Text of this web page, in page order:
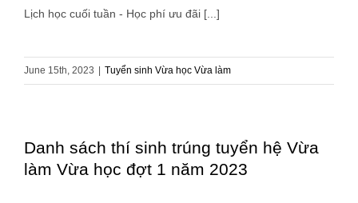
Lịch học cuối tuần - Học phí ưu đãi [...]
June 15th, 2023 Tuyển sinh Vừa học Vừa làm
Danh sách thí sinh trúng tuyển hệ Vừa
làm Vừa học đợt 1 năm 2023